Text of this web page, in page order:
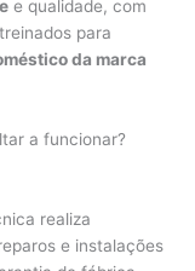
e qualidade, com
para
da marca
a funcionar?
realiza
e instalações